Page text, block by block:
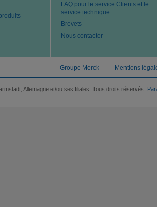
FAQ pour le service Clients et le
service technique
Brevets
Nous contacter
Groupe Merck Mentions
Allemagne et/ou ses filiales. Tous droits réservés.